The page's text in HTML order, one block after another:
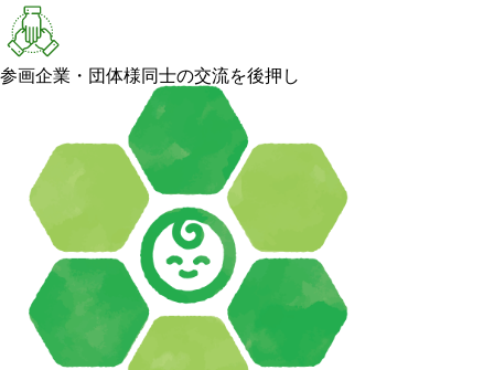
参画企業・団体様同士の交流を後押し